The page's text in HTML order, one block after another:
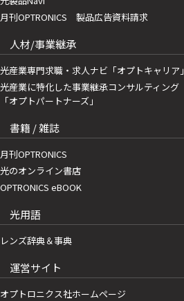
月刊OPTRONICS 製品広告資料請求
人材/事業継承
光産業専門求職・求人ナビ「オプトキャリア」
光産業に特化した事業継承コンサルティング
「オプトパートナーズ」
書籍 / 雑誌
月刊OPTRONICS
光のオンライン書店
OPTRONICS eBOOK
光用語
レンズ辞典＆事典
運営サイト
オプトロニクス社ホームページ